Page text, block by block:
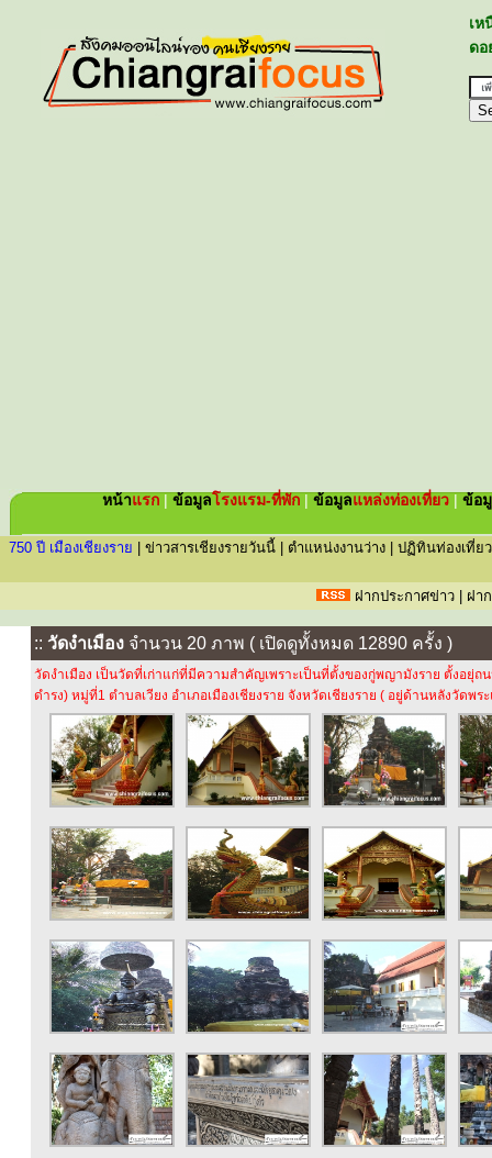
เ
ดอ
หน้าแรก | ข้อมูลโรงแรม-ที่พัก | ข้อมูลแหล่งท่องเที่ยว | ข้อ
750 ปี เมืองเชียงราย ข่าวสารเชียงรายวันนี้ ตำแหน่งงานว่าง ปฏิทินท่องเที่ยว
ฝากประกาศข่าว| ฝา
:: วัดงำเมือง จำนวน 20 ภาพ ( เปิดดูทั้งหมด 12890 ครั้ง )
วัดงำเมือง เป็นวัดที่เก่าแก่ที่มีความสำคัญเพราะเป็นที่ตั้งของกู่พญามังราย ตั้งอยุ่
ดำรง) หมู่ที่1 ตำบลเวียง อำเภอเมืองเชียงราย จังหวัดเชียงราย ( อยู่ด้านหลังวัดพร